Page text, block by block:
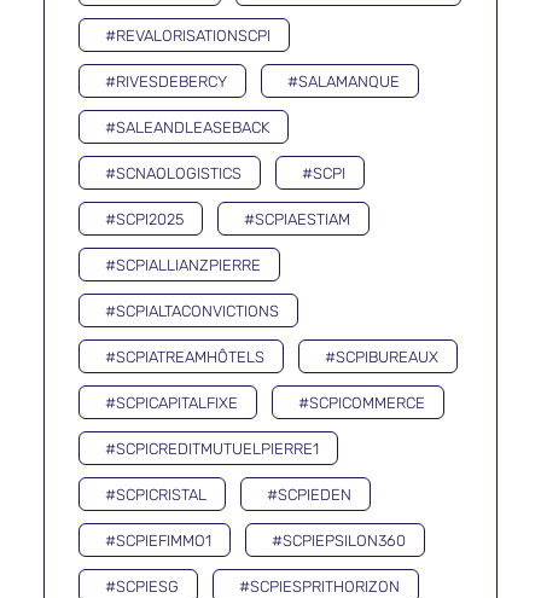
#REVALORISATIONSCPI
#RIVESDEBERCY #SALAMANQUE
#SALEANDLEASEBACK
#SCNAOLOGISTICS #SCPI
#SCPI2025 #SCPIAESTIAM
#SCPIALLIANZPIERRE
#SCPIALTACONVICTIONS
#SCPIATREAMHÔTELS #SCPIBUREAUX
#SCPICAPITALFIXE #SCPICOMMERCE
#SCPICREDITMUTUELPIERRE1
#SCPICRISTAL #SCPIEDEN
#SCPIEFIMMO1 #SCPIEPSILON360
#SCPIESG #SCPIESPRITHORIZON